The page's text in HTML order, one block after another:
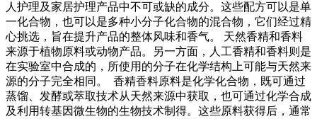
人护理及家居护理产品中不可或缺的成分。这些配方可以是单
一化合物，也可以是多种小分子化合物的混合物，它们经过精
心挑选，旨在提升产品的整体风味和香气。 天然香精和香料
来源于植物原料或动物产品。另一方面，人工香精和香料则是
在实验室中合成的，所使用的分子在化学结构上可能与天然来
源的分子完全相同。 香精香料原料是化学化合物，既可通过
蒸馏、发酵或萃取技术从天然来源中获取，也可通过化学合成
及利用转基因微生物的生物技术制得。这些原料获得后，通常